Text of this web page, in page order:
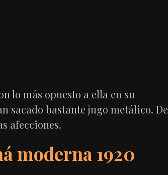
lo más opuesto a ella en su
sacado bastante jugo metálico. De
afecciones.
moderna 1920